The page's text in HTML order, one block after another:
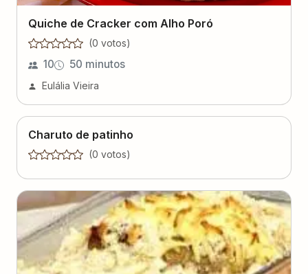
Quiche de Cracker com Alho Poró
(0 votos)
10 50 minutos
Eulália Vieira
Charuto de patinho
(0 votos)